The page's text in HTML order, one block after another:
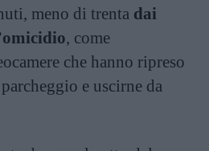
meno di trenta dai
, come
che hanno ripreso
e uscirne da